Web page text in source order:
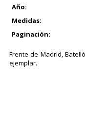
Año:
Medidas:
Paginación:
Frente de Madrid,
ejemplar.